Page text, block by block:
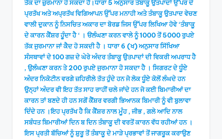
ਤੱਕ ਦਾ ਜ਼ੁਰਮਾਨਾ ਹੋ ਸਕਦਾ ਹੈ।ਧਾਰਾ 5 ਅਨੁਸਾਰ ਤੰਬਾਕੂ ਉਤਪਾਦਾਂ ਉੱਪਰ ਦੇ
ਪ੍ਰਤੱਖ ਅਤੇ ਅਪ੍ਰਤੱਖ ਵਿਗਿਆਪਨ ਉੱਪਰ ਮਨਾਹੀ ਅਤੇ ਤੰਬਾਕੂ ਉਤਪਾਦ ਵੇਚਣ
ਵਾਲੀ ਦੁਕਾਨ ਨੂੰ ਨਿਸਚਿਤ ਅਕਾਰ ਦਾ ਬੋਰਡ ਜਿਸ ਉੱਪਰ ਲਿਖਿਆ ਹੋਵੇ ‘ਤੰਬਾਕੂ
ਦੇ ਕਾਰਨ ਕੈਂਸ਼ਰ ਹੂੰਦਾ ਹੈ ‘ । ੳਲੰਘਣਾ ਕਰਨ ਵਾਲੇ ਨੂੰ 1000 ਤੋਂ 5000 ਰੁਪਏ
ਤੱਕ ਜੁਰਮਾਨਾ ਜਾਂ ਕੈਦ ਹੋ ਸਕਦੀ ਹੈ । ਧਾਰਾ 6 (ਖ) ਅਨੁਸਾਰ ਸਿੱਖਿਆ
ਸੰਸਥਾਵਾਂ ਦੇ 100 ਗਜ਼ ਦੇ ਘੇਰੇ ਅੰਦਰ ਤੰਬਾਕੂ ਉਤਪਾਦਾਂ ਦੀ ਵਿਕਰੀ ਅਪਰਾਧ ਹੈ
, ਉਲੰਘਣਾ ਕਰਨ ਤੇ 200 ਰੁਪਏ ਜੁਰਮਾਨਾ ਹੋ ਸਕਦਾ ਹੈ । ਸਿਗਰਟ ਦੇ ਧੂੰਏ
ਅੰਦਰ ਨਿਕੋਟੀਨ ਵਰਗੇ ਜ਼ਹਿਰੀਲੇ ਤੱਤ ਹੁੰਦੇ ਹਨ ਜੋ ਲੋਕ ਧੂੰਏ ਕੋਲੋਂ ਲੰਘਦੇ ਹਨ
ਉਨ੍ਹਾਂ ਅੰਦਰ ਵੀ ਇਹ ਤੱਤ ਸਾਹ ਰਾਹੀਂ ਚਲੇ ਜਾਂਦੇ ਹਨ ਜੋ ਕਈ ਬਿਮਾਰੀਆਂ ਦਾ
ਕਾਰਨ ਤਾਂ ਬਣਦੇ ਹੀ ਹਨ ਸਗੋਂ ਕੈਂਸ਼ਰ ਵਰਗੀ ਭਿਆਨਕ ਬਿਮਾਰੀ ਨੂੰ ਵੀ ਬੁਲਾਵਾ
ਦਿੰਦੇ ਹਨ ।ਇਹ ਪ੍ਰਤੱਖ ਹੈ ਕਿ ਕੈਂਸ਼ਰ ਨਾਲ ਮੂੰਹ , ਜੀਭ , ਗਲੇ ਆਦਿ ਨਾਲ
ਸਬੰਧਤ ਬਿਮਾਰੀਆਂ ਦਿਨ ਬ ਦਿਨ ਤੰਬਾਕੂ ਦੀ ਵਰਤੋਂ ਕਾਰਨ ਵੱਧ ਰਹੀਆਂ ਹਨ ।
ਇਸ ਪ੍ਰਤੀ ਬੱਚਿਆਂ ਨੂੰ ਸ਼ੁਰੂ ਤੋਂ ਤੰਬਾਕੂ ਦੇ ਮਾੜੇ ਪ੍ਰਭਾਵਾਂ ਤੋਂ ਜਾਗਰੂਕ ਕਰਾਉਣ